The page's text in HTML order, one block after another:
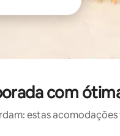
com
estas